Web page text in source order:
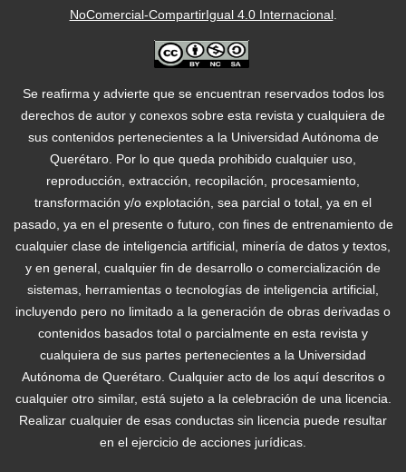
NoComercial-CompartirIgual 4.0 Internacional.
Se reafirma y advierte que se encuentran reservados todos los
derechos de autor y conexos sobre esta revista y cualquiera de
sus contenidos pertenecientes a la Universidad Autónoma de
Querétaro. Por lo que queda prohibido cualquier uso,
reproducción, extracción, recopilación, procesamiento,
transformación y/o explotación, sea parcial o total, ya en el
pasado, ya en el presente o futuro, con fines de entrenamiento de
cualquier clase de inteligencia artificial, minería de datos y textos,
y en general, cualquier fin de desarrollo o comercialización de
sistemas, herramientas o tecnologías de inteligencia artificial,
incluyendo pero no limitado a la generación de obras derivadas o
contenidos basados total o parcialmente en esta revista y
cualquiera de sus partes pertenecientes a la Universidad
Autónoma de Querétaro. Cualquier acto de los aquí descritos o
cualquier otro similar, está sujeto a la celebración de una licencia.
Realizar cualquier de esas conductas sin licencia puede resultar
en el ejercicio de acciones jurídicas.